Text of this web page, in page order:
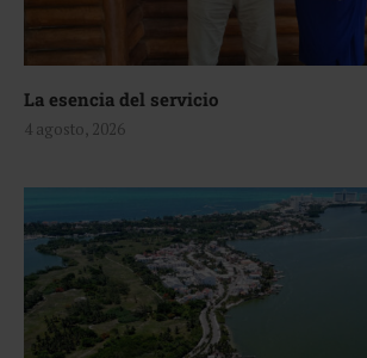
La esencia del servicio
4 agosto, 2026